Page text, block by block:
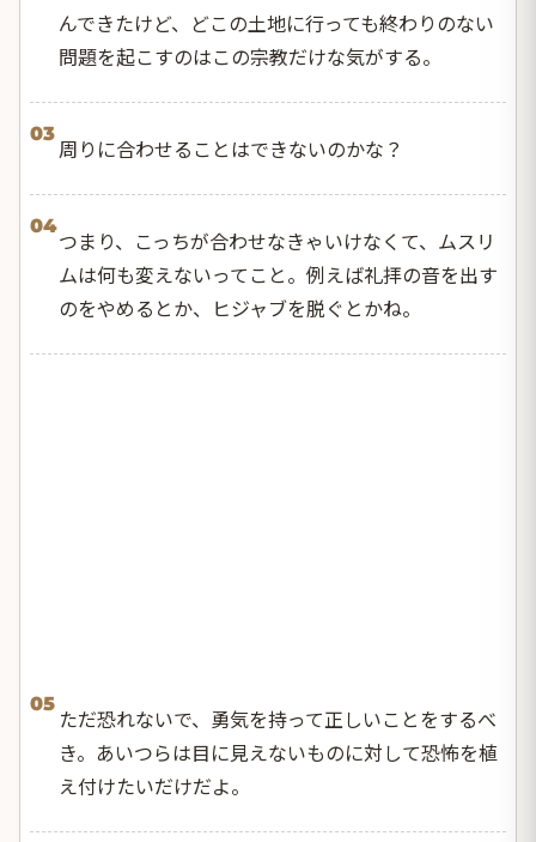
んできたけど、どこの土地に行っても終わりのない
問題を起こすのはこの宗教だけな気がする。
03
周りに合わせることはできないのかな？
04
つまり、こっちが合わせなきゃいけなくて、ムスリ
ムは何も変えないってこと。例えば礼拝の音を出す
のをやめるとか、ヒジャブを脱ぐとかね。
05
ただ恐れないで、勇気を持って正しいことをするべ
き。あいつらは目に見えないものに対して恐怖を植
え付けたいだけだよ。